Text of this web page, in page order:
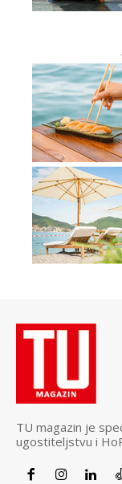
TU magazin je
ugostiteljstvu i